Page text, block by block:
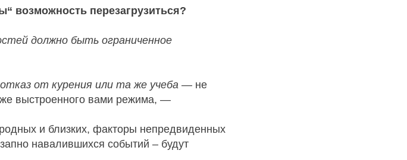
возможность перезагрузиться?
должно быть ограниченное
от курения или та же учеба — не
выстроенного вами режима, —
и близких, факторы непредвиденных
навалившихся событий – будут